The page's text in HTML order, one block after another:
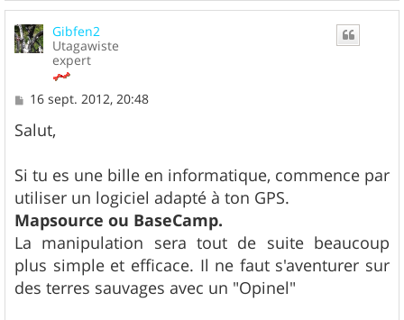
Gibfen2
Utagawiste
expert
M
s
s
g
e
16 sept. 2012, 20:48
Salut,
Si tu es une bille en informatique, commence par
utiliser un logiciel adapté à ton GPS.
Mapsource ou BaseCamp.
La manipulation sera tout de suite beaucoup
plus simple et efficace. Il ne faut s'aventurer sur
des terres sauvages avec un "Opinel"